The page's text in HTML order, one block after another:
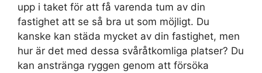
upp i taket för att få varenda tum av din
fastighet att se så bra ut som möjligt. Du
kanske kan städa mycket av din fastighet, men
hur är det med dessa svåråtkomliga platser? Du
kan anstränga ryggen genom att försöka